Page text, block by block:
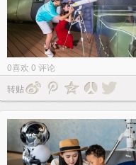
0喜欢 0 评论
转贴